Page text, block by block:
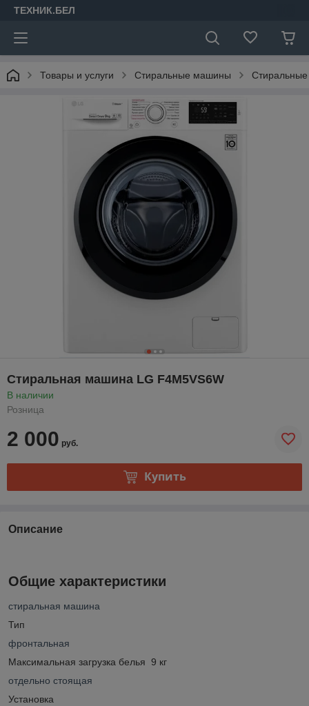
ТЕХНИК.БЕЛ
Товары и услуги Стиральные машины
Стиральная машина LG F4M5VS6W
В наличии
Розница
2 000 руб.
Купить
Описание
Общие характеристики
стиральная машина
Тип
фронтальная
Максимальная загрузка белья 9 кг
отдельно стоящая
Установка